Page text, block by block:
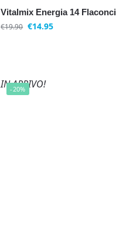
Vitalmix Energia 14
€19.90 €14.95
-20%
IN ARRIVO!